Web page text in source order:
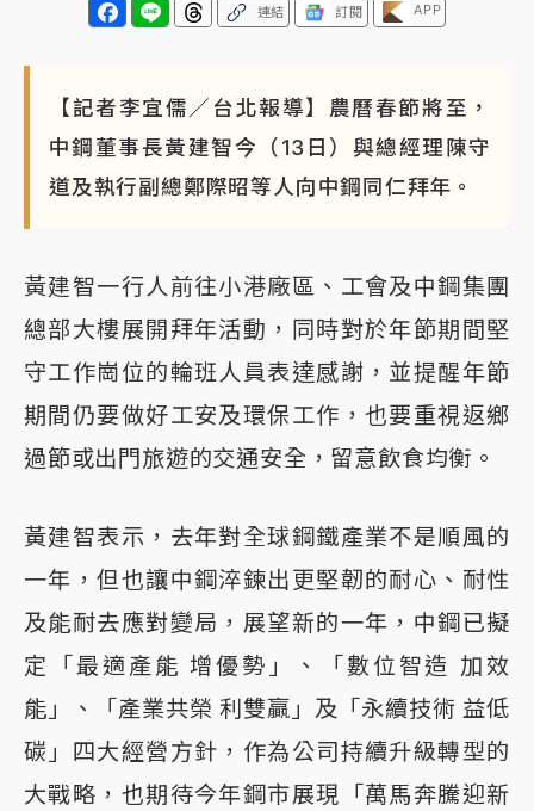
連結 訂閱 APP
【記者李宜儒／台北報導】農曆春節將至，
中鋼董事長黃建智今（13日）與總經理陳守
道及執行副總鄭際昭等人向中鋼同仁拜年。
黃建智一行人前往小港廠區、工會及中鋼集團
總部大樓展開拜年活動，同時對於年節期間堅
守工作崗位的輪班人員表達感謝，並提醒年節
期間仍要做好工安及環保工作，也要重視返鄉
過節或出門旅遊的交通安全，留意飲食均衡。
黃建智表示，去年對全球鋼鐵產業不是順風的
一年，但也讓中鋼淬鍊出更堅韌的耐心、耐性
及能耐去應對變局，展望新的一年，中鋼已擬
定「最適產能 增優勢」、「數位智造 加效
能」、「產業共榮 利雙贏」及「永續技術 益低
碳」四大經營方針，作為公司持續升級轉型的
大戰略，也期待今年鋼市展現「萬馬奔騰迎新